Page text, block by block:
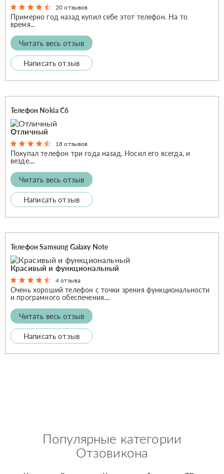
20 отзывов
Примерно год назад купил себе этот телефон. На то
время...
Читать весь отзыв
Написать отзыв
Телефон Nokia C6
Отличный
18 отзывов
Покупал телефон три года назад. Носил его всегда, и
везде....
Читать весь отзыв
Написать отзыв
Телефон Samsung Galaxy Note
Красивый и функциональный
4 отзыва
Очень хороший телефон с точки зрения функциональности
и програмного обеспечения....
Читать весь отзыв
Написать отзыв
Популярные категории
Отзовикона